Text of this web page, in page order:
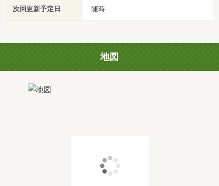
次回更新予定日 随時
地図